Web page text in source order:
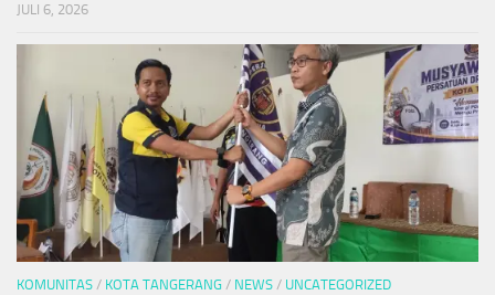
JULI 6, 2026
KOMUNITAS / KOTA TANGERANG / NEWS / UNCATEGORIZED